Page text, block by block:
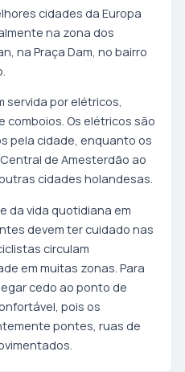
cidades da Europa
na zona dos
na Praça Dam, no bairro
servida por elétricos,
comboios. Os elétricos são
pela cidade, enquanto os
de Amesterdão ao
cidades holandesas.
da vida quotidiana em
devem ter cuidado nas
circulam
em muitas zonas. Para
cedo ao ponto de
pois os
pontes, ruas de